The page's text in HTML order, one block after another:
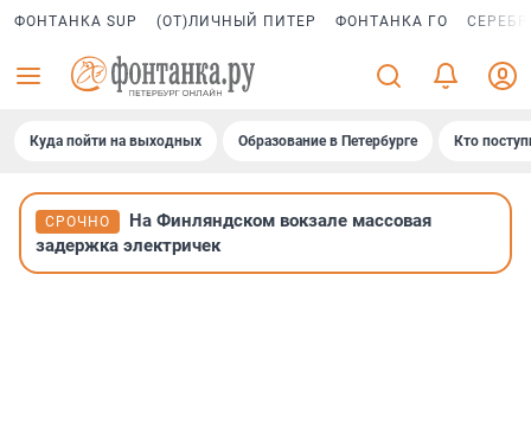
ФОНТАНКА SUP (ОТ)ЛИЧНЫЙ ПИТЕР ФОНТАНКА ГО
Куда пойти на выходных Образование в Петербурге Кто
СРОЧНО
На Финляндском вокзале массовая
задержка электричек